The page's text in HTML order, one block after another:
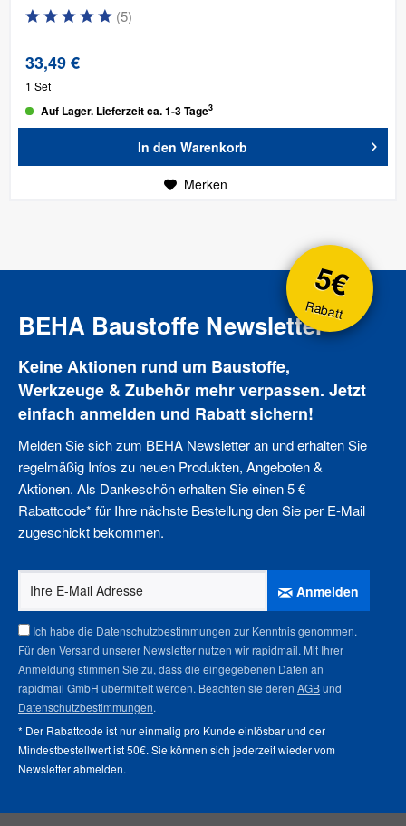
(5)
33,49 €
1 Set
Auf Lager. Lieferzeit ca. 1-3 Tage3
In den Warenkorb
Merken
5€
Rabatt
BEHA Baustoffe Newsletter
Keine Aktionen rund um Baustoffe,
Werkzeuge & Zubehör mehr verpassen. Jetzt
einfach anmelden und Rabatt sichern!
Melden Sie sich zum BEHA Newsletter an und erhalten Sie
regelmäßig Infos zu neuen Produkten, Angeboten &
Aktionen. Als Dankeschön erhalten Sie einen 5 €
Rabattcode* für Ihre nächste Bestellung den Sie per E-Mail
zugeschickt bekommen.
Anmelden
Ich habe die Datenschutzbestimmungen zur Kenntnis genommen.
Für den Versand unserer Newsletter nutzen wir rapidmail. Mit Ihrer
Anmeldung stimmen Sie zu, dass die eingegebenen Daten an
rapidmail GmbH übermittelt werden. Beachten sie deren AGBund
Datenschutzbestimmungen.
* Der Rabattcode ist nur einmalig pro Kunde einlösbar und der
Mindestbestellwert ist 50€. Sie können sich jederzeit wieder vom
Newsletter abmelden.